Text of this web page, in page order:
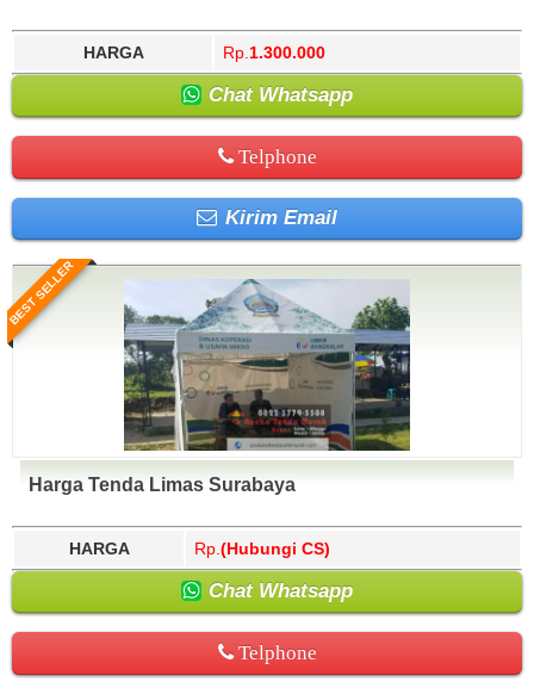
HARGA Rp. 1.300.000
Chat Whatsapp
Telphone
Kirim Email
BEST SELLER
Harga Tenda Limas Surabaya
HARGA Rp. (Hubungi CS)
Chat Whatsapp
Telphone